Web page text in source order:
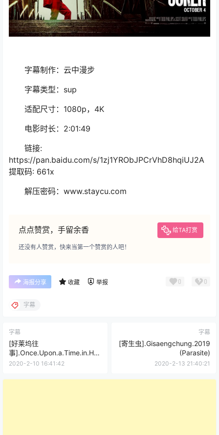
字幕制作：云中漫步
字幕类型：sup
适配尺寸：1080p，4K
电影时长：2:01:49
链接:
https://pan.baidu.com/s/1zj1YRObJPCrVhD8hqiUJ2A
提取码: 661x
解压密码：www.staycu.com
点点赞赏，手留余香 给TA打赏
还没有人赞赏，快来当第一个赞赏的人吧！
海报分享 收藏 举报 0 0
字幕
字幕
[好莱坞往
事].Once.Upon.a.Time.in.Holl
ywood
2020-2-10 16:41:42
字幕
[寄生虫].Gisaengchung.2019
(Parasite)
2020-2-13 21:40:21